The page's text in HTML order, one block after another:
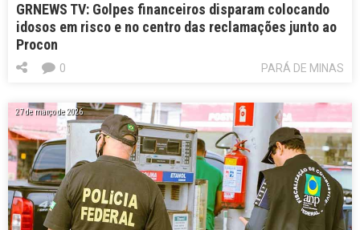
GRNEWS TV: Golpes financeiros disparam colocando
idosos em risco e no centro das reclamações junto ao
Procon
PARÁ DE MINAS
0
27 de março de 2026